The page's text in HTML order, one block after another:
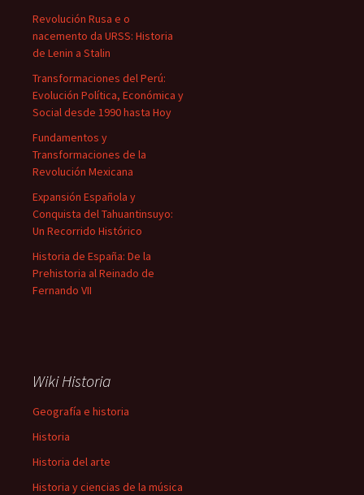
Revolución Rusa e o
nacemento da URSS: Historia
de Lenin a Stalin
Transformaciones del Perú:
Evolución Política, Económica y
Social desde 1990 hasta Hoy
Fundamentos y
Transformaciones de la
Revolución Mexicana
Expansión Española y
Conquista del Tahuantinsuyo:
Un Recorrido Histórico
Historia de España: De la
Prehistoria al Reinado de
Fernando VII
Wiki Historia
Geografía e historia
Historia
Historia del arte
Historia y ciencias de la música